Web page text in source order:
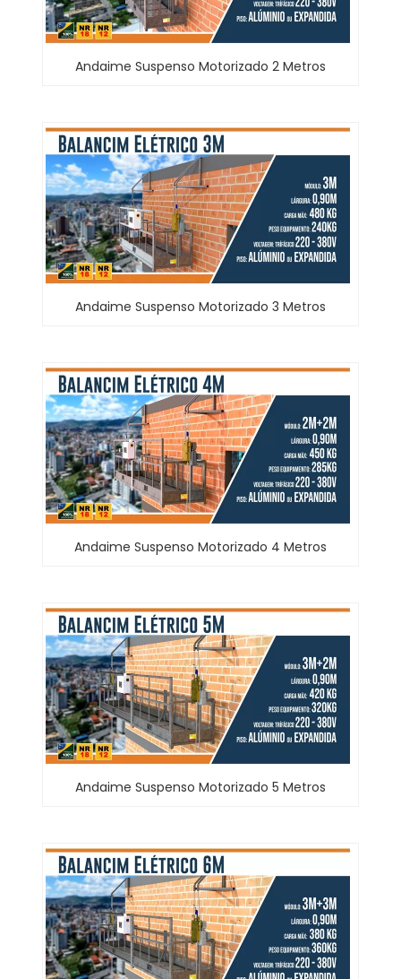
Andaime Suspenso Motorizado 2 Metros
Andaime Suspenso Motorizado 3 Metros
Andaime Suspenso Motorizado 4 Metros
Andaime Suspenso Motorizado 5 Metros